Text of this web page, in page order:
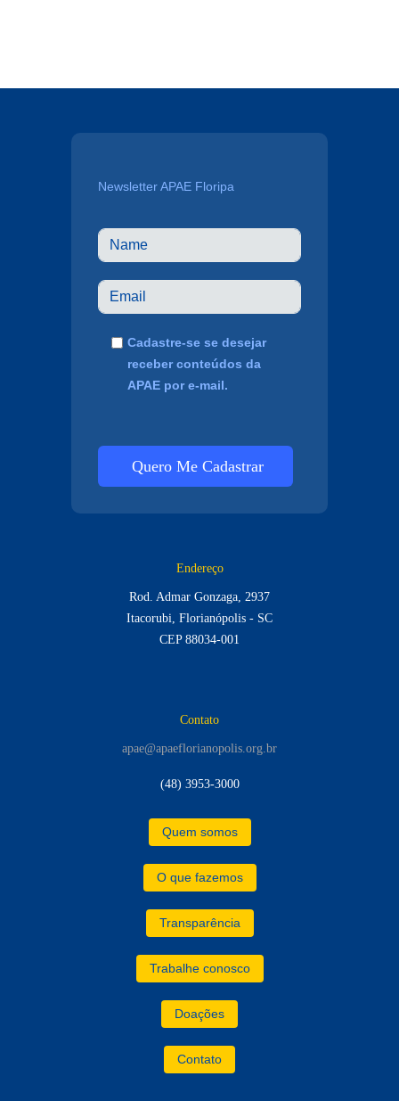
Newsletter APAE Floripa
Cadastre-se se desejar
receber conteúdos da
APAE por e-mail.
Quero Me Cadastrar
Endereço
Rod. Admar Gonzaga, 2937
Itacorubi, Florianópolis - SC
CEP 88034-001
Contato
apae@apaeflorianopolis.org.br
(48) 3953-3000
Quem somos
O que fazemos
Transparência
Trabalhe conosco
Doações
Contato